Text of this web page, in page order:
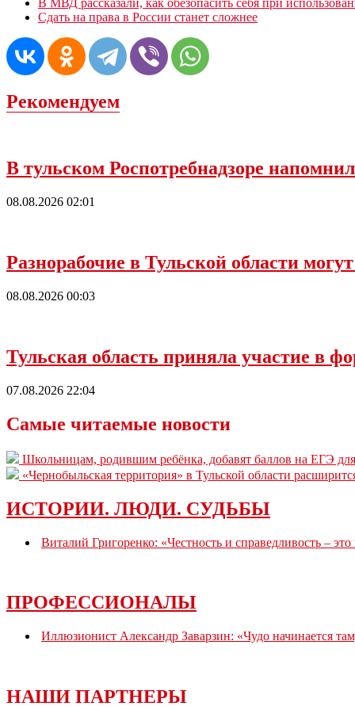
Сдать на права в России станет сложнее
Рекомендуем
В тульском Роспотребнадзоре
08.08.2026 02:01
Разнорабочие в Тульской области
08.08.2026 00:03
Тульская область приняла участие в
07.08.2026 22:04
Самые читаемые новости
Школьницам, родившим ребёнка, добавят баллов на ЕГЭ
«Чернобыльская территория» в Тульской области
ИСТОРИИ. ЛЮДИ. СУДЬБЫ
Виталий Григоренко: «Честность и справедливость –
ПРОФЕССИОНАЛЫ
Иллюзионист Александр Заварзин: «Чудо начинается
НАШИ ПАРТНЕРЫ